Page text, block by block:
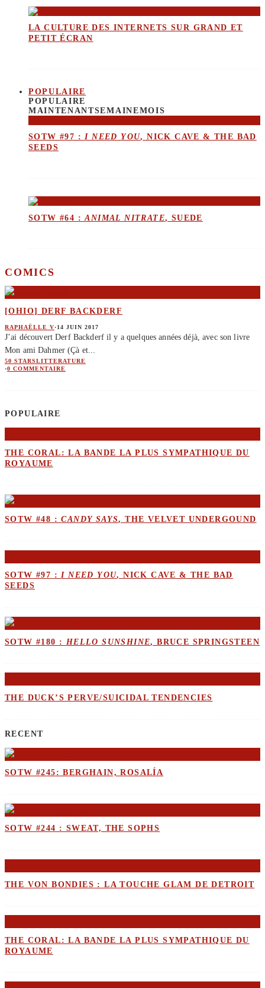
LA CULTURE DES INTERNETS SUR GRAND ET
PETIT ÉCRAN
POPULAIRE
POPULAIRE
MAINTENANTSEMAINEMOIS
SOTW #97 :I NEED YOU, NICK CAVE & THE BAD
SEEDS
SOTW #64 :ANIMAL NITRATE, SUEDE
COMICS
[OHIO] DERF BACKDERF
RAPHAËLLE V·14 JUIN 2017
J’ai découvert Derf Backderf il y a quelques années déjà, avec son livre
Mon ami Dahmer (Çà et...
50 STARSLITTERATURE
·0 COMMENTAIRE
POPULAIRE
THE CORAL: LA BANDE LA PLUS SYMPATHIQUE DU
ROYAUME
SOTW #48 :CANDY SAYS, THE VELVET UNDERGOUND
SOTW #97 :I NEED YOU, NICK CAVE & THE BAD
SEEDS
SOTW #180 : HELLO SUNSHINE, BRUCE SPRINGSTEEN
THE DUCK’S PERVE/SUICIDAL TENDENCIES
RECENT
SOTW #245: BERGHAIN, ROSALÍA
SOTW #244 : SWEAT, THE SOPHS
THE VON BONDIES : LA TOUCHE GLAM DE DETROIT
THE CORAL: LA BANDE LA PLUS SYMPATHIQUE DU
ROYAUME